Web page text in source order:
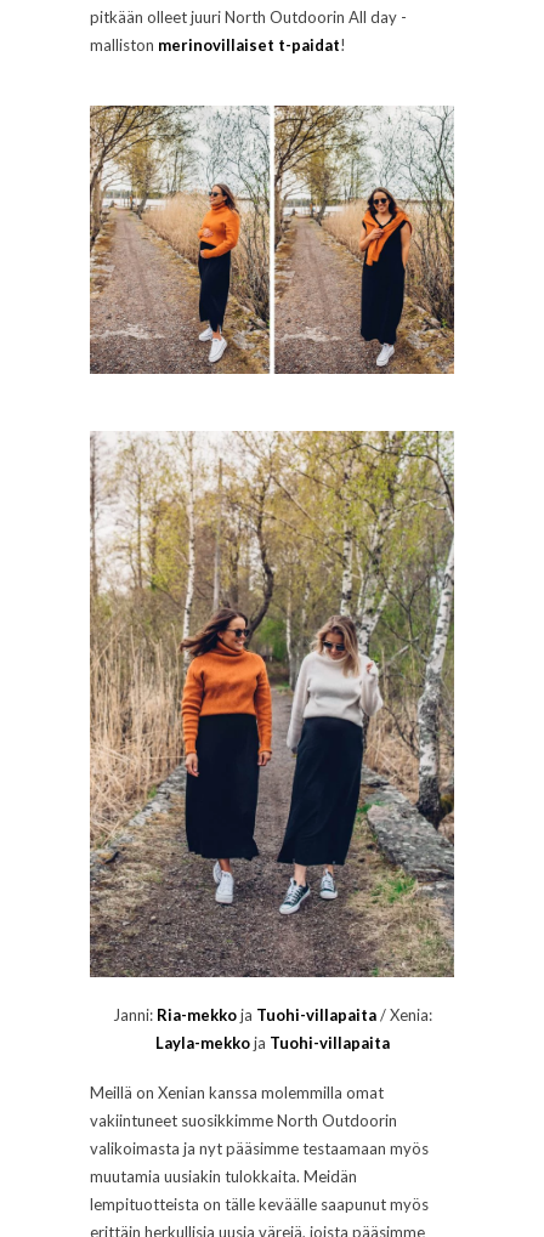
pitkään olleet juuri North Outdoorin All day -
malliston merinovillaiset t-paidat!
Janni: Ria-mekkoja Tuohi-villapaita/ Xenia:
Layla-mekkoja Tuohi-villapaita
Meillä on Xenian kanssa molemmilla omat
vakiintuneet suosikkimme North Outdoorin
valikoimasta ja nyt pääsimme testaamaan myös
muutamia uusiakin tulokkaita. Meidän
lempituotteista on tälle keväälle saapunut myös
erittäin herkullisia uusia värejä, joista pääsimme